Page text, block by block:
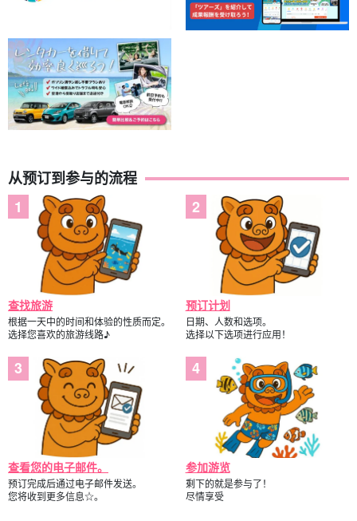
从预订到参与的流程
查找旅游
根据一天中的时间和体验的性质而定。
选择您喜欢的旅游线路♪
预订计划
日期、人数和选项。
选择以下选项进行应用！
查看您的电子邮件。
预订完成后通过电子邮件发送。
您将收到更多信息☆。
参加游览
剩下的就是参与了！
尽情享受